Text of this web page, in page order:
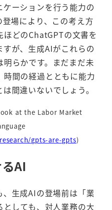
ーションを行う能力の
場により、この考え方
どのChatGPTの文書を
が、生成AIがこれらの
らかです。まだまだ未
間の経過とともに能力
間違いないでしょう。
at the Labor Market
gpts-are-gpts)
AI
生成AIの登場前は「業
しても、対人業務の大